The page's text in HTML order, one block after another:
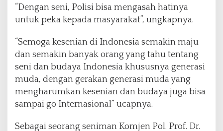
e
P
t
n
g
“Dengan seni, Polisi bisa mengasah hatinya
untuk peka kepada masyarakat”, ungkapnya.
“Semoga kesenian di Indonesia semakin maju
dan semakin banyak orang yang tahu tentang
seni dan budaya Indonesia khususnya generasi
muda, dengan gerakan generasi muda yang
mengharumkan kesenian dan budaya juga bisa
sampai go Internasional” ucapnya.
Sebagai seorang seniman Komjen Pol. Prof. Dr.